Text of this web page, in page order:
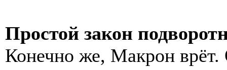
Простой закон
Конечно же, Макрон врёт.